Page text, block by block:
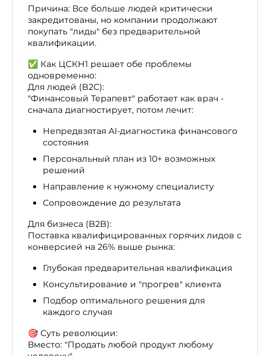
Причина: Все больше людей критически
закредитованы, но компании продолжают
покупать "лиды" без предварительной
квалификации.
✅ Как ЦСКН1 решает обе проблемы
одновременно:
Для людей (B2C):
"Финансовый Терапевт" работает как врач -
сначала диагностирует, потом лечит:
Непредвзятая AI-диагностика финансового
состояния
Персональный план из 10+ возможных
решений
Направление к нужному специалисту
Сопровождение до результата
Для бизнеса (B2B):
Поставка квалифицированных горячих лидов с
конверсией на 26% выше рынка:
Глубокая предварительная квалификация
Консультирование и "прогрев" клиента
Подбор оптимального решения для
каждого случая
🎯 Суть революции:
Вместо: "Продать любой продукт любому